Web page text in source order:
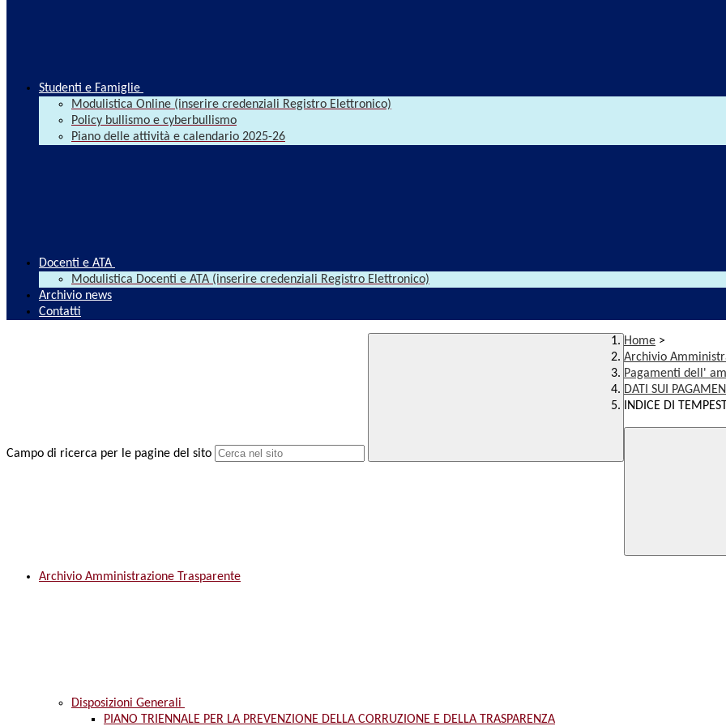
Studenti e Famiglie
Modulistica Online (inserire credenziali Registro Elettronico)
Policy bullismo e cyberbullismo
Piano delle attività e calendario 2025-26
Docenti e ATA
Modulistica Docenti e ATA (inserire credenziali Registro Elettronico)
Archivio news
Contatti
Campo di ricerca per le pagine del sito
Home >
Archivio
Pagamenti dell'
DATI SUI
INDICE DI
Archivio Amministrazione Trasparente
Disposizioni Generali
PIANO TRIENNALE PER LA PREVENZIONE DELLA CORRUZIONE E DELLA TRASPARENZA